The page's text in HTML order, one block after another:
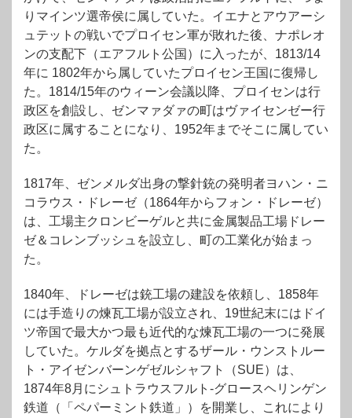
り マインツ選帝侯に属していた。イエナとアウアーシ
ュテットの戦いでプロイセン軍が敗れた後、ナポレオ
ンの支配下（エアフルト公国）に入ったが、1813/14
年に 1802年から属していたプロイセン王国に復帰し
た。1814/15年のウィーン会議以降、プロイセンは行
政区を創設し、ゼンマァダァの町はヴァイセンゼー行
政区に属することになり、1952年までそこに属してい
た。
1817年、ゼンメルダ出身の撃針銃の発明者ヨハン・ニ
コラウス・ドレーゼ（1864年からフォン・ドレーゼ）
は、工場主クロンビーゲルと共に金属製品工場ドレー
ゼ＆コレンブッシュを設立し、町の工業化が始まっ
た。
1840年、ドレーゼは銃工場の建設を依頼し、1858年
には手造りの煉瓦工場が設立され、19世紀末にはドイ
ツ帝国で最大かつ最も近代的な煉瓦工場の一つに発展
していた。ケルダを拠点とするザール・ウンストルー
ト・アイゼンバーンゲゼルシャフト（SUE）は、
1874年8月にシュトラウスフルト-グロースヘリンゲン
鉄道（「ペパーミント鉄道」）を開業し、これにより